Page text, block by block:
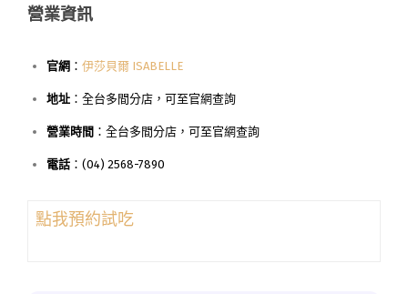
營業資訊
官網 ： 伊莎貝爾 ISABELLE
地址 ：全台多間分店，可至官網查詢
營業時間 ：全台多間分店，可至官網查詢
電話 ：(04) 2568-7890
點我預約試吃